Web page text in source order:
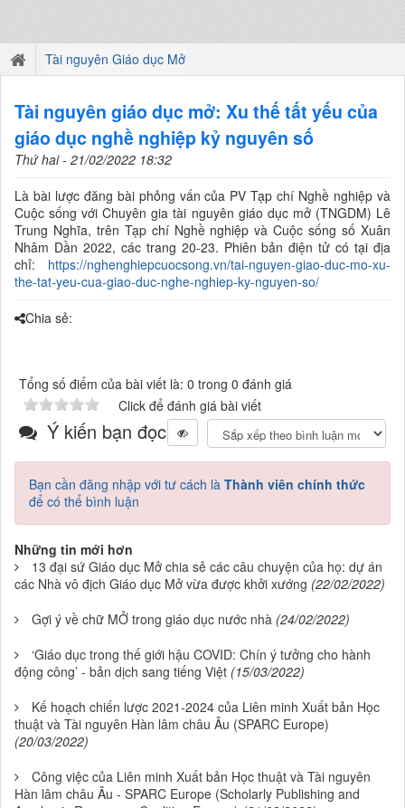
Tài nguyên Giáo dục Mở
Tài nguyên giáo dục mở: Xu thế tất yếu của
giáo dục nghề nghiệp kỷ nguyên số
Thứ hai - 21/02/2022 18:32
Là bài lược đăng bài phỏng vấn của PV Tạp chí Nghề nghiệp và
Cuộc sống với Chuyên gia tài nguyên giáo dục mở (TNGDM) Lê
Trung Nghĩa, trên Tạp chí Nghề nghiệp và Cuộc sống số Xuân
Nhâm Dần 2022, các trang 20-23. Phiên bản điện tử có tại địa
chỉ: https://nghenghiepcuocsong.vn/tai-nguyen-giao-duc-mo-xu-
the-tat-yeu-cua-giao-duc-nghe-nghiep-ky-nguyen-so/
Chia sẻ:
Tổng số điểm của bài viết là: 0 trong 0 đánh giá
Click để đánh giá bài viết
Ý kiến bạn đọc
Bạn cần đăng nhập với tư cách là Thành viên chính thức
để có thể bình luận
Những tin mới hơn
13 đại sứ Giáo dục Mở chia sẻ các câu chuyện của họ: dự án
các Nhà vô địch Giáo dục Mở vừa được khởi xướng (22/02/2022)
Gợi ý về chữ MỞ trong giáo dục nước nhà (24/02/2022)
‘Giáo dục trong thế giới hậu COVID: Chín ý tưởng cho hành
động công’ - bản dịch sang tiếng Việt (15/03/2022)
Kế hoạch chiến lược 2021-2024 của Liên minh Xuất bản Học
thuật và Tài nguyên Hàn lâm châu Âu (SPARC Europe)
(20/03/2022)
Công việc của Liên minh Xuất bản Học thuật và Tài nguyên
Hàn lâm châu Âu - SPARC Europe (Scholarly Publishing and